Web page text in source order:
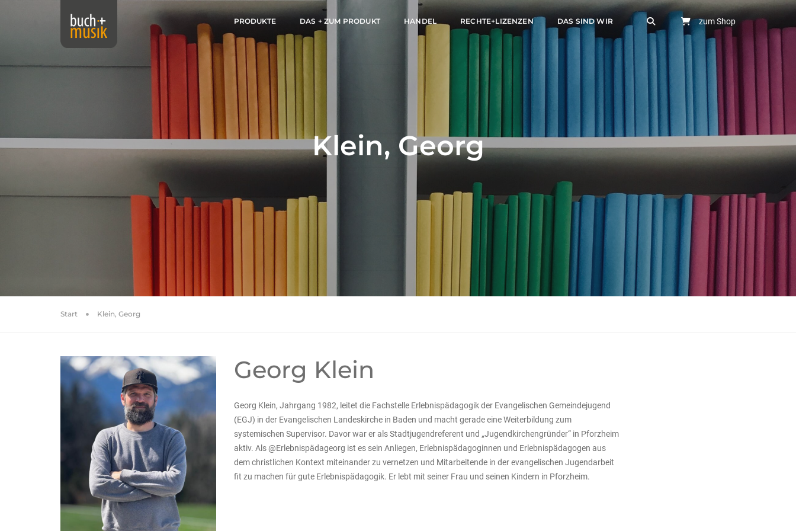
PRODUKTE DAS + ZUM PRODUKT HANDEL RECHTE+LIZENZEN DAS SIND WIR zum Shop
Klein, Georg
Start Klein, Georg
Georg Klein
Georg Klein, Jahrgang 1982, leitet die Fachstelle Erlebnispädagogik der Evangelischen Gemeindejugend
(EGJ) in der Evangelischen Landeskirche in Baden und macht gerade eine Weiterbildung zum
systemischen Supervisor. Davor war er als Stadtjugendreferent und „Jugendkirchengründer“ in Pforzheim
aktiv. Als @Erlebnispädageorg ist es sein Anliegen, Erlebnispädagoginnen und Erlebnispädagogen aus
dem christlichen Kontext miteinander zu vernetzen und Mitarbeitende in der evangelischen Jugendarbeit
fit zu machen für gute Erlebnispädagogik. Er lebt mit seiner Frau und seinen Kindern in Pforzheim.